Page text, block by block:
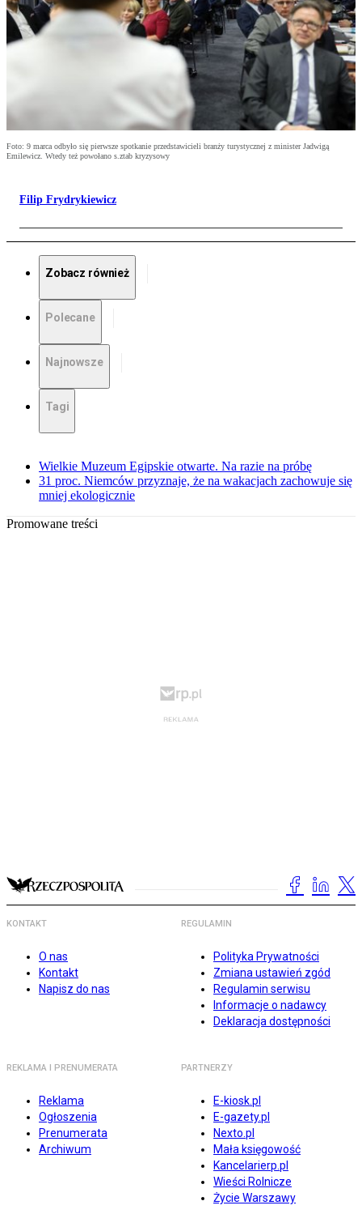
Foto: 9 marca odbyło się pierwsze spotkanie przedstawicieli branży turystycznej z minister Jadwigą
Emilewicz. Wtedy też powołano s.ztab kryzysowy
Filip Frydrykiewicz
Zobacz również
Polecane
Najnowsze
Tagi
Wielkie Muzeum Egipskie otwarte. Na razie na próbę
31 proc. Niemców przyznaje, że na wakacjach zachowuje się
mniej ekologicznie
Promowane treści
KONTAKT
O nas
Kontakt
Napisz do nas
REGULAMIN
Polityka Prywatności
Zmiana ustawień zgód
Regulamin serwisu
Informacje o nadawcy
Deklaracja dostępności
REKLAMA I PRENUMERATA
Reklama
Ogłoszenia
Prenumerata
Archiwum
PARTNERZY
E-kiosk.pl
E-gazety.pl
Nexto.pl
Mała księgowość
Kancelarierp.pl
Wieści Rolnicze
Życie Warszawy